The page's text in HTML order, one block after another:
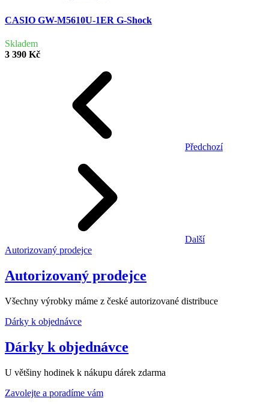
CASIO GW-M5610U-1ER G-Shock
Skladem
3 390 Kč
Předchozí
Další
Autorizovaný prodejce
Autorizovaný prodejce
Všechny výrobky máme z české autorizované distribuce
Dárky k objednávce
Dárky k objednávce
U většiny hodinek k nákupu dárek zdarma
Zavolejte a poradíme vám